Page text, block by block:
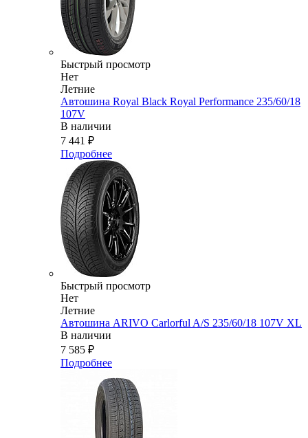
Быстрый просмотр
Нет
Летние
Автошина Royal Black Royal Performance 235/60/18
107V
В наличии
7 441 ₽
Подробнее
Быстрый просмотр
Нет
Летние
Автошина ARIVO Carlorful A/S 235/60/18 107V XL
В наличии
7 585 ₽
Подробнее